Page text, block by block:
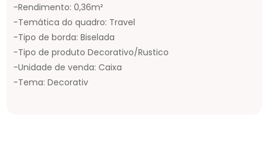
-Rendimento: 0,36m²
-Temática do quadro: Travel
-Tipo de borda: Biselada
-Tipo de produto Decorativo/Rustico
-Unidade de venda: Caixa
-Tema: Decorativ